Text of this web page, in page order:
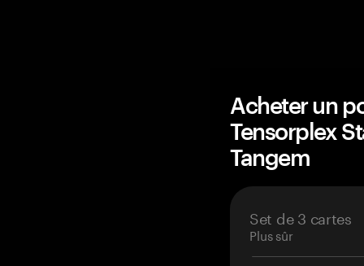
Acheter un
Tensorplex
Tangem
Set de 3 cartes
Plus sûr